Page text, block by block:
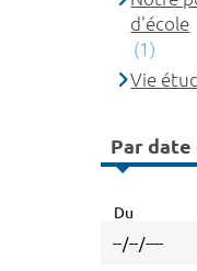
d'école
(1)
Vie
Par
Du